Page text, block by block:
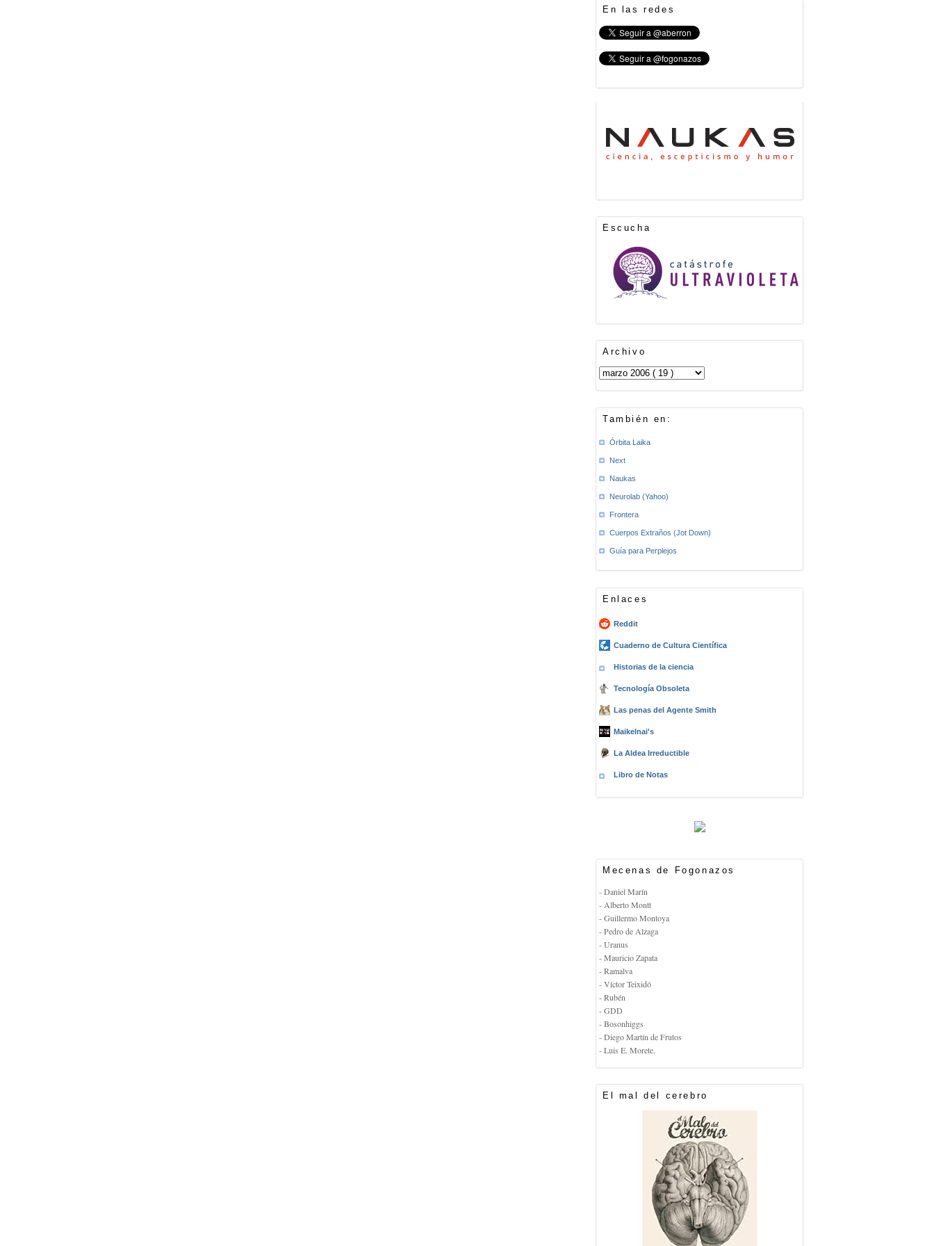
En las redes
Escucha
Archivo
También en:
Órbita Laika
Next
Naukas
Neurolab (Yahoo)
Frontera
Cuerpos Extraños (Jot Down)
Guía para Perplejos
Enlaces
Reddit
Cuaderno de Cultura Científica
Historias de la ciencia
Tecnología Obsoleta
Las penas del Agente Smith
Maikelnai's
La Aldea Irreductible
Libro de Notas
Mecenas de Fogonazos
- Daniel Marín
- Alberto Montt
- Guillermo Montoya
- Pedro de Alzaga
- Uranus
- Mauricio Zapata
- Ramalva
- Víctor Teixidó
- Rubén
- GDD
- Bosonhiggs
- Diego Martín de Frutos
- Luis E. Morete.
El mal del cerebro